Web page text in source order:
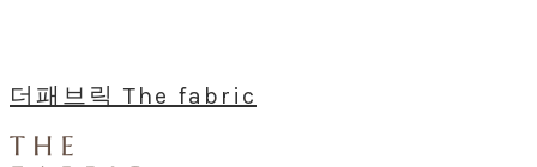
더패브릭 The fabric